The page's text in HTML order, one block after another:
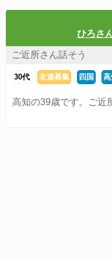
ひろさ
ご近所さん話そう
30代 友達募集 四国
高知の39歳です。ご近